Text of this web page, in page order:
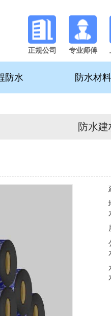
正规公司 专业师傅
防水 防水材料
防水建